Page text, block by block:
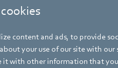
content and ads, to provide
your use of our site with
it with other information that